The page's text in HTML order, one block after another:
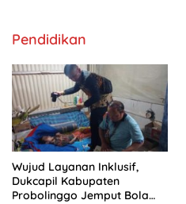
Pendidikan
Wujud Layanan Inklusif,
Dukcapil Kabupaten
Probolinggo Jemput Bola